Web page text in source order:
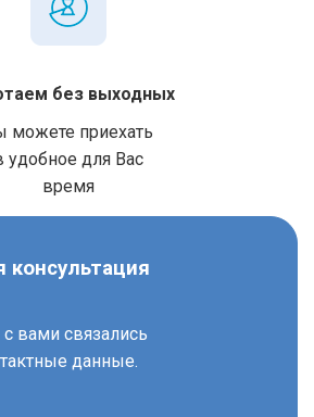
без выходных
можете приехать
удобное для Вас
время
консультация
с вами связались
данные.